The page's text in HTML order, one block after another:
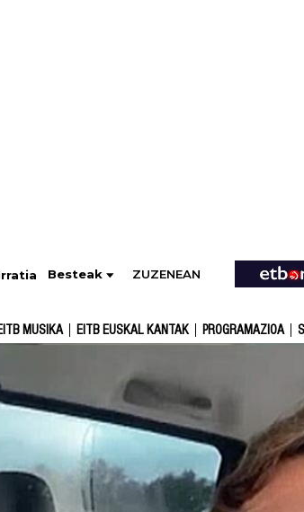
Besteak ZUZENEAN
MUSIKA EITB EUSKAL KANTAK PROGRAMAZIOA